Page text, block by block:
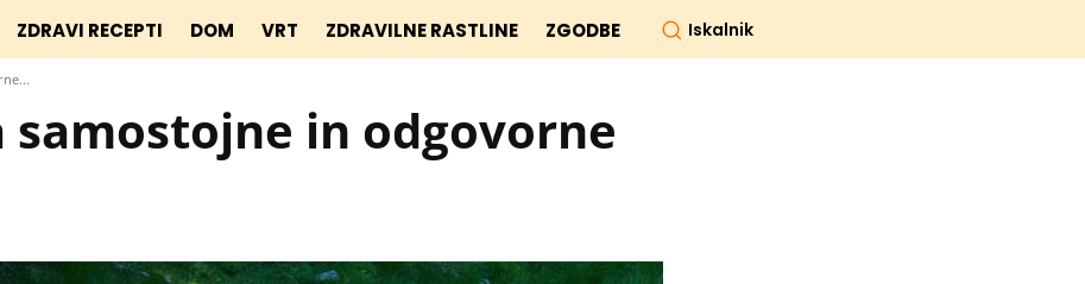
ZDRAVI RECEPTI DOM VRT ZDRAVILNE RASTLINE ZGODBE Iskalnik
in odgovorne